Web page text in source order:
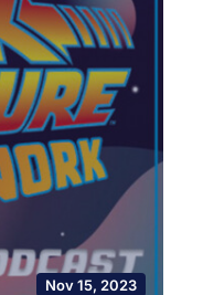
Nov 15, 2023